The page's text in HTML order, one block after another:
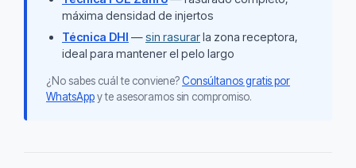
máxima densidad de injertos
Técnica DHI —sin rasurarla zona receptora,
ideal para mantener el pelo largo
¿No sabes cuál te conviene?Consúltanos gratis por
WhatsAppy te asesoramos sin compromiso.